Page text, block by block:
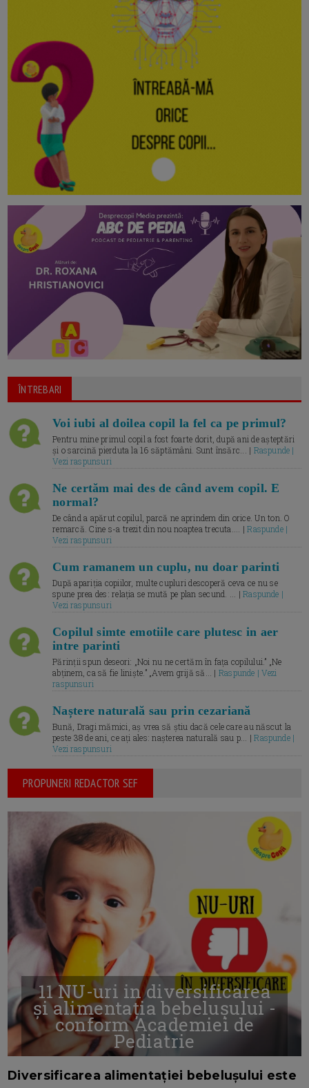
ÎNTREBARI
Voi iubi al doilea copil la fel ca pe primul?
Pentru mine primul copil a fost foarte dorit, după ani de așteptări
și o sarcină pierduta la 16 săptămâni. Sunt însărc... | Raspunde |
Vezi raspunsuri
Ne certăm mai des de când avem copil. E
normal?
De când a apărut copilul, parcă ne aprindem din orice. Un ton. O
remarcă. Cine s-a trezit din nou noaptea trecuta.... |Raspunde |
Vezi raspunsuri
Cum ramanem un cuplu, nu doar parinti
După apariția copiilor, multe cupluri descoperă ceva ce nu se
spune prea des: relația se mută pe plan secund. ... |Raspunde |
Vezi raspunsuri
Copilul simte emotiile care plutesc in aer
intre parinti
Părinții spun deseori: „Noi nu ne certăm în fața copilului.” „Ne
abținem, ca să fie liniște.” „Avem grijă să... | Raspunde | Vezi
raspunsuri
Naștere naturală sau prin cezariană
Bună, Dragi mămici, aș vrea să știu dacă cele care au născut la
peste 38 de ani, ce ați ales: nașterea naturală sau p... |Raspunde |
Vezi raspunsuri
PROPUNERI REDACTOR SEF
11 NU-uri in diversificarea
și alimentația bebelușului -
conform Academiei de
Pediatrie
Diversificarea alimentației bebelușului este